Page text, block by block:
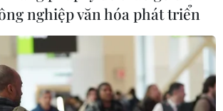
TẤN XÃ VIỆT NAM
nghiệp văn hóa phát triển